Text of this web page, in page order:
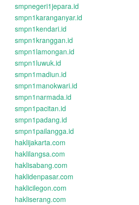
smpnegeri1jepara.id
smpn1karanganyar.id
smpn1kendari.id
smpn1kranggan.id
smpn1lamongan.id
smpn1luwuk.id
smpn1madiun.id
smpn1manokwari.id
smpn1narmada.id
smpn1pacitan.id
smpn1padang.id
smpn1pailangga.id
haklijakarta.com
haklilangsa.com
haklisabang.com
haklidenpasar.com
haklicilegon.com
hakliserang.com